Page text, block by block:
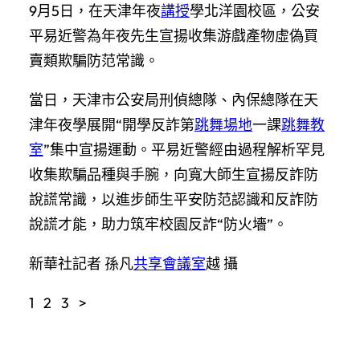
9月5日，在天津年夜講授學北洋園校區，公安
平易近警為年夜先生宣揚收集游戲產物虛偽買
賣類欺騙防范常識。
當日，天津市公安局刑偵總隊、內保總隊在天
津年夜學展開“開學反詐第跳舞場地一課跳舞教
室”集中宣揚運動。平易近警經由過程解析罕見
收集欺騙品種與手腕，向寬大師生宣揚反詐防
說謊常識，以進步師生平安防范認識和反詐防
說謊才能，助力筑牢校園反詐“防火墻”。
新華社記者 孫凡共享會議室越 攝
1 2 3 >